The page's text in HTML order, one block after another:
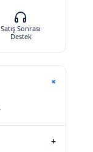
Satış Sonrası
Destek
+
+